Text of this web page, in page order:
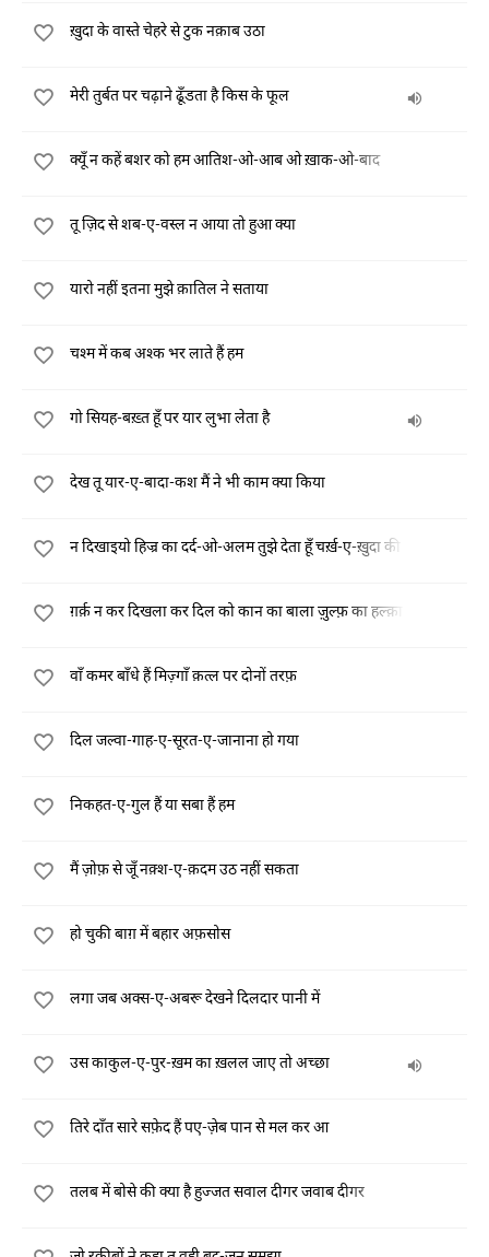
ख़ुदा के वास्ते चेहरे से टुक नक़ाब उठा
मेरी तुर्बत पर चढ़ाने ढूँडता है किस के फूल
क्यूँ न कहें बशर को हम आतिश-ओ-आब ओ ख़ाक-ओ-बाद
तू ज़िद से शब-ए-वस्ल न आया तो हुआ क्या
यारो नहीं इतना मुझे क़ातिल ने सताया
चश्म में कब अश्क भर लाते हैं हम
गो सियह-बख़्त हूँ पर यार लुभा लेता है
देख तू यार-ए-बादा-कश मैं ने भी काम क्या किया
न दिखाइयो हिज्र का दर्द-ओ-अलम तुझे देता हूँ चर्ख़-ए-ख़ुदा की क़सम
ग़र्क़ न कर दिखला कर दिल को कान का बाला ज़ुल्फ़ का हल्क़ा
वाँ कमर बाँधे हैं मिज़्गाँ क़त्ल पर दोनों तरफ़
दिल जल्वा-गाह-ए-सूरत-ए-जानाना हो गया
निकहत-ए-गुल हैं या सबा हैं हम
मैं ज़ोफ़ से जूँ नक़्श-ए-क़दम उठ नहीं सकता
हो चुकी बाग़ में बहार अफ़सोस
लगा जब अक्स-ए-अबरू देखने दिलदार पानी में
उस काकुल-ए-पुर-ख़म का ख़लल जाए तो अच्छा
तिरे दाँत सारे सफ़ेद हैं पए-ज़ेब पान से मल कर आ
तलब में बोसे की क्या है हुज्जत सवाल दीगर जवाब दीगर